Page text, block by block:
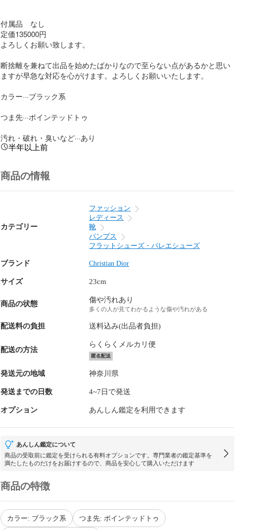
付属品　なし
定価135000円
よろしくお願い致します。
断捨離を兼ねて出品を始めたばかりなので至らない点があるかと思い
ますが早急な対応を心がけます。よろしくお願いいたします。
カラー···ブラック系
つま先···ポインテッドトゥ
汚れ・破れ・臭いなど···あり
半年以上前
商品の情報
カテゴリー
ファッション
レディース
靴
パンプス
フラットシューズ・バレエシューズ
ブランド Christian Dior
サイズ 23cm
商品の状態 傷や汚れあり
多くの人が見てわかるような傷や汚れがある
配送料の負担 送料込み(出品者負担)
配送の方法
らくらくメルカリ便
匿名配送
発送元の地域 神奈川県
発送までの日数 4~7日で発送
オプション あんしん鑑定を利用できます
あんしん鑑定について
商品の受取前に鑑定を受けられる有料オプションです。専門業者の鑑定基準を
満たしたものだけをお届けするので、商品を安心して購入いただけます
商品の特徴
カラー: ブラック系 つま先: ポインテッドトゥ